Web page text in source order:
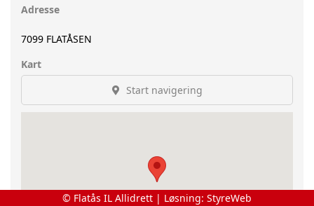
Adresse
7099 FLATÅSEN
Kart
Start navigering
© Flatås IL Allidrett | Løsning: StyreWeb